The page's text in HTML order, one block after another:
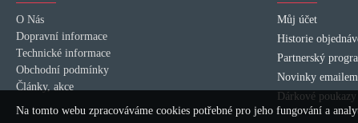
O Nás
Dopravní informace
Technické informace
Obchodní podmínky
Články, akce
Můj účet
Historie
Partnerský
Novinky emailem
Dárkové poukazy
Na tomto webu zpracováváme cookies potřebné pro jeho fungování a